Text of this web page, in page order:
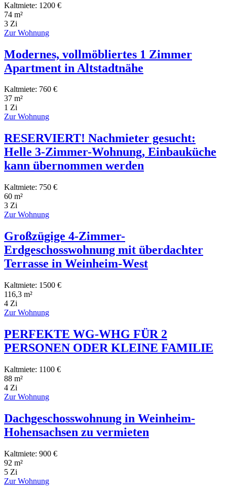
Kaltmiete: 1200 €
74 m²
3 Zi
Zur Wohnung
Modernes, vollmöbliertes 1 Zimmer
Apartment in Altstadtnähe
Kaltmiete: 760 €
37 m²
1 Zi
Zur Wohnung
RESERVIERT! Nachmieter gesucht:
Helle 3-Zimmer-Wohnung, Einbauküche
kann übernommen werden
Kaltmiete: 750 €
60 m²
3 Zi
Zur Wohnung
Großzügige 4-Zimmer-
Erdgeschosswohnung mit überdachter
Terrasse in Weinheim-West
Kaltmiete: 1500 €
116,3 m²
4 Zi
Zur Wohnung
PERFEKTE WG-WHG FÜR 2
PERSONEN ODER KLEINE FAMILIE
Kaltmiete: 1100 €
88 m²
4 Zi
Zur Wohnung
Dachgeschosswohnung in Weinheim-
Hohensachsen zu vermieten
Kaltmiete: 900 €
92 m²
5 Zi
Zur Wohnung